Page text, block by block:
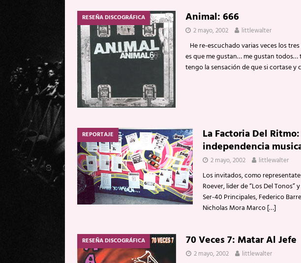
RESEÑA DISCOGRÁFICA Animal: 666
2 mayo, 2002 littlewalter
He re-escuchado varias veces los
es que me gustan… me gustan todos…
tengo la sensación de que si cortase y
REPORTAJE
La Factoria Del
independencia
2 mayo, 2002 littlewalter
Los invitados, como
Roever, lider de “Los Del Tonos”
Ser-40 Principales, Federico
Nicholas Mora Marco[…]
RESEÑA DISCOGRÁFICA 70 Veces 7: Matar Al Jefe
2 mayo, 2002 littlewalter